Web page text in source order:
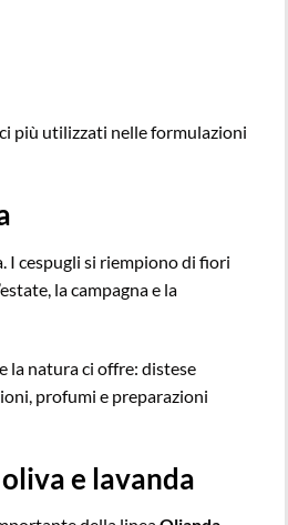
più utilizzati nelle formulazioni
I cespugli si riempiono di fiori
la campagna e la
la natura ci offre: distese
profumi e preparazioni
e lavanda